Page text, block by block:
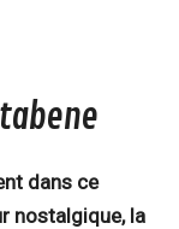
dans ce
nostalgique, la